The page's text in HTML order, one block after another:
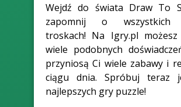
Wejdź do świata Draw To
zapomnij o wszystkich
troskach! Na Igry.pl możesz
wiele podobnych
przyniosą Ci wiele zabawy i
ciągu dnia. Spróbuj teraz
najlepszych gry puzzle!